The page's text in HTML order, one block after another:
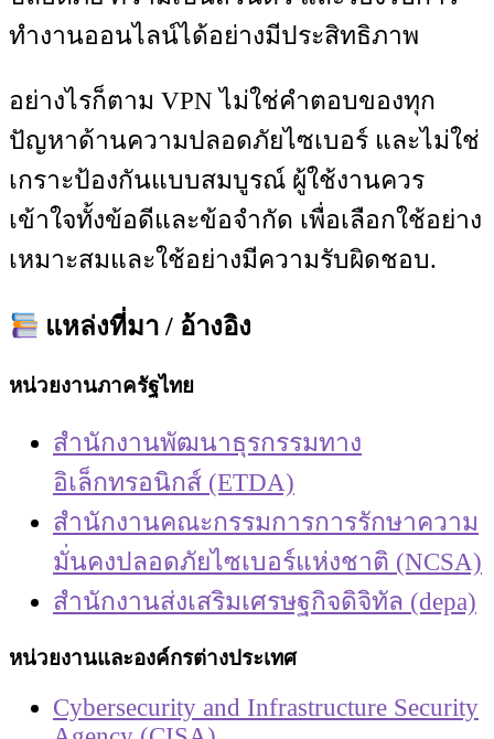
ทำงานออนไลน์ได้อย่างมีประสิทธิภาพ
อย่างไรก็ตาม VPN ไม่ใช่คำตอบของทุก
ปัญหาด้านความปลอดภัยไซเบอร์ และไม่ใช่
เกราะป้องกันแบบสมบูรณ์ ผู้ใช้งานควร
เข้าใจทั้งข้อดีและข้อจำกัด เพื่อเลือกใช้อย่าง
เหมาะสมและใช้อย่างมีความรับผิดชอบ.
แหล่งที่มา / อ้างอิง
หน่วยงานภาครัฐไทย
สำนักงานพัฒนาธุรกรรมทาง
อิเล็กทรอนิกส์ (ETDA)
สำนักงานคณะกรรมการการรักษาความ
มั่นคงปลอดภัยไซเบอร์แห่งชาติ (NCSA)
สำนักงานส่งเสริมเศรษฐกิจดิจิทัล (depa)
หน่วยงานและองค์กรต่างประเทศ
Cybersecurity and Infrastructure Security